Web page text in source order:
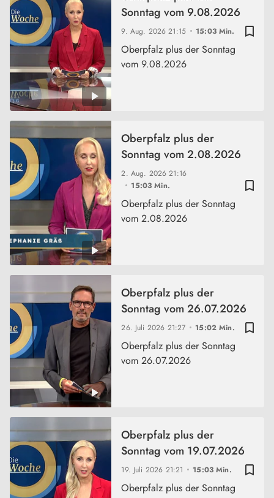
bookmark_border
9. Aug. 202621:15 15:03 Min.
Sonntag vom 9.08.2026
Oberpfalz plus der Sonntag
vom 9.08.2026
bookmark_border
2. Aug. 202621:16
15:03 Min.
Oberpfalz plus der
Sonntag vom 2.08.2026
Oberpfalz plus der Sonntag
vom 2.08.2026
bookmark_border
26. Juli 2026 21:27 15:02 Min.
Oberpfalz plus der
Sonntag vom 26.07.2026
Oberpfalz plus der Sonntag
vom 26.07.2026
bookmark_border
19. Juli 2026 21:21 15:03 Min.
Oberpfalz plus der
Sonntag vom 19.07.2026
Oberpfalz plus der Sonntag